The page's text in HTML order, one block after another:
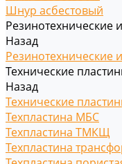
Шнур асбестовый
Резинотехнические
Назад
Резинотехнические
Технические
Назад
Технические
Техпластина МБС
Техпластина ТМКЩ
Техпластина